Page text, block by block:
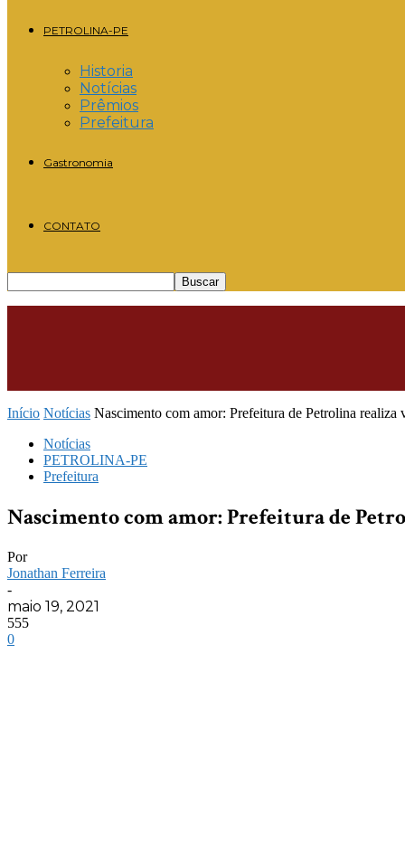
PETROLINA-PE
Historia
Notícias
Prêmios
Prefeitura
Gastronomia
CONTATO
Início Notícias Nascimento com amor: Prefeitura de Petrolina realiza
Notícias
PETROLINA-PE
Prefeitura
Nascimento com amor: Prefeitura de
Por
Jonathan Ferreira
-
maio 19, 2021
555
0